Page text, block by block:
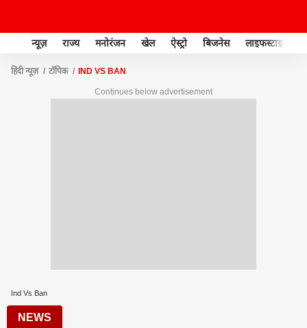
न्यूज़ राज्य मनोरंजन खेल ऐस्ट्रो बिजनेस लाइफस्टाइल
हिंदी न्यूज़ टॉपिक IND VS BAN
Continues below advertisement
Ind Vs Ban
NEWS